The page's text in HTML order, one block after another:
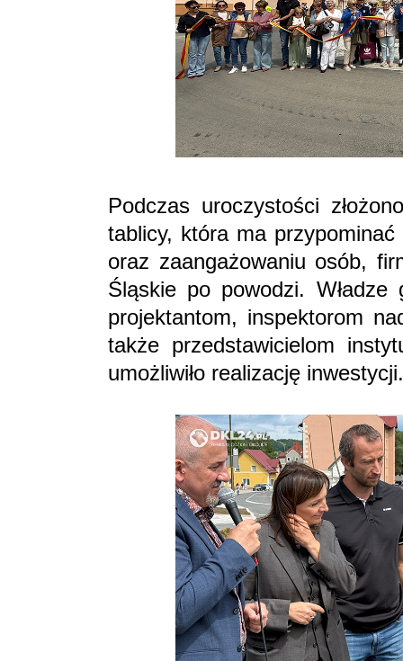
Podczas uroczystości
tablicy, która ma
oraz zaangażowaniu osób,
Śląskie po powodzi. Władze
projektantom, inspektorom
także przedstawicielom
umożliwiło realizację